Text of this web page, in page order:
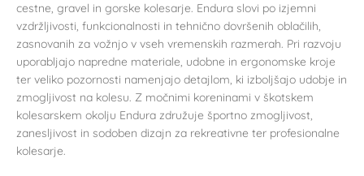
cestne, gravel in gorske kolesarje. Endura slovi po izjemni
vzdržljivosti, funkcionalnosti in tehnično dovršenih oblačilih,
zasnovanih za vožnjo v vseh vremenskih razmerah. Pri razvoju
uporabljajo napredne materiale, udobne in ergonomske kroje
ter veliko pozornosti namenjajo detajlom, ki izboljšajo udobje in
zmogljivost na kolesu. Z močnimi koreninami v škotskem
kolesarskem okolju Endura združuje športno zmogljivost,
zanesljivost in sodoben dizajn za rekreativne ter profesionalne
kolesarje.